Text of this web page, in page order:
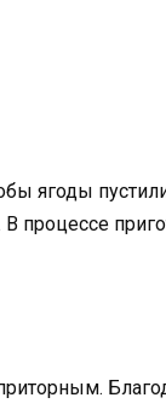
ягоды
процессе